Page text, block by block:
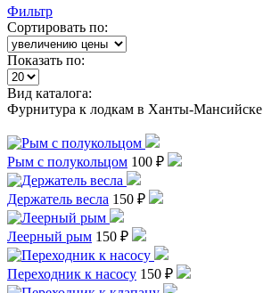
Фильтр
Сортировать по:
Показать по:
Вид каталога:
Фурнитура к лодкам в Ханты-Мансийске
Рым с полукольцом 100 ₽
Держатель весла 150 ₽
Леерный рым 150 ₽
Переходник к насосу 150 ₽